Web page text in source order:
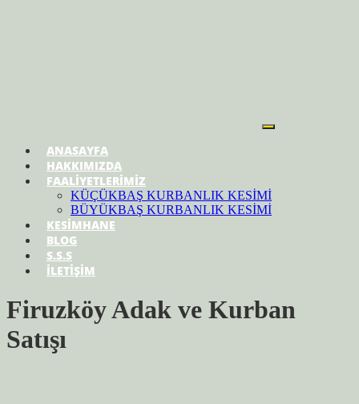
ANASAYFA
HAKKIMIZDA
FAALİYETLERİMİZ
KÜÇÜKBAŞ KURBANLIK KESİMİ
BÜYÜKBAŞ KURBANLIK KESİMİ
KESİMHANE
BLOG
S.S.S
İLETİŞİM
Firuzköy Adak ve Kurban
Satışı